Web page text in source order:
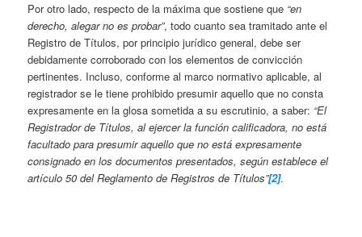
Por otro lado, respecto de la máxima que sostiene que “en
derecho, alegar no es probar”, todo cuanto sea tramitado ante el
Registro de Títulos, por principio jurídico general, debe ser
debidamente corroborado con los elementos de convicción
pertinentes. Incluso, conforme al marco normativo aplicable, al
registrador se le tiene prohibido presumir aquello que no consta
expresamente en la glosa sometida a su escrutinio, a saber: “El
Registrador de Títulos, al ejercer la función calificadora, no está
facultado para presumir aquello que no está expresamente
consignado en los documentos presentados, según establece el
artículo 50 del Reglamento de Registros de Títulos”[2].